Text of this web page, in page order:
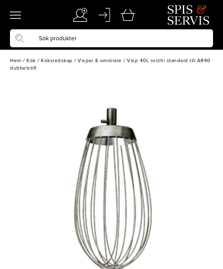
Hem / Kök / Köksredskap / Vispar & omrörare / Visp 40L rostfri standard till AR40
dubbelstift